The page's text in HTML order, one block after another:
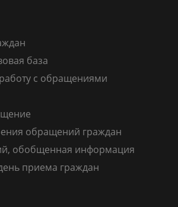
база
с обращениями
обращений граждан
обобщенная информация
приема граждан